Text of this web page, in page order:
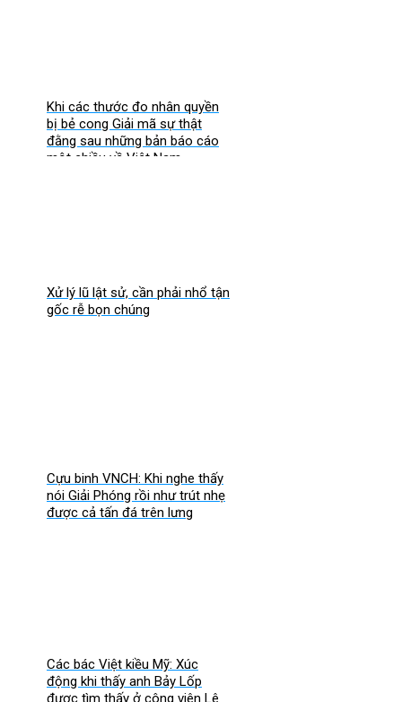
Khi các thước đo nhân quyền
bị bẻ cong Giải mã sự thật
đằng sau những bản báo cáo
một chiều về Việt Nam
Xử lý lũ lật sử, cần phải nhổ tận
gốc rễ bọn chúng
Cựu binh VNCH: Khi nghe thấy
nói Giải Phóng rồi như trút nhẹ
được cả tấn đá trên lưng
Các bác Việt kiều Mỹ: Xúc
động khi thấy anh Bảy Lốp
được tìm thấy ở công viên Lê